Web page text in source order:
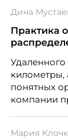
Дина
Практика
километры,
понятных
компании
по работе
Мария